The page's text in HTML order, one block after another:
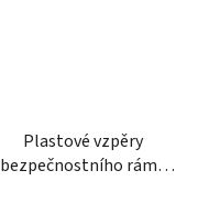
Plastové vzpěry
bezpečnostního rámu